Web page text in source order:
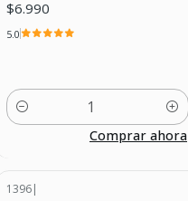
$6.990
5.0
Cantidad
Comprar ahora
1396|